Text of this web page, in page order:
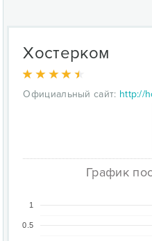
Хостерком
Официальный сайт: http://
График
0.5
1